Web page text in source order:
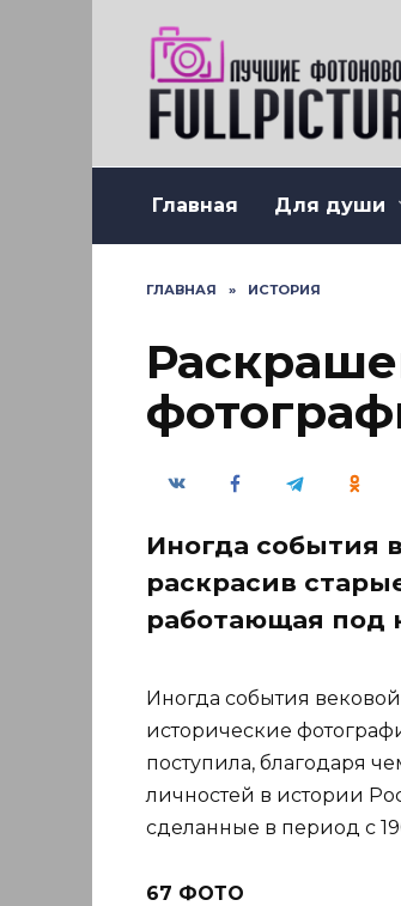
Главная Для души
ГЛАВНАЯ » ИСТОРИЯ
Иногда события
раскрасив
работающая под
Иногда события
исторические
поступила, благодаря
личностей в истории
сделанные в период с
67 ФОТО